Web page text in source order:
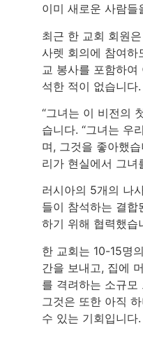
이미 새로운 사람들
최근 한 교회 회원
사렛 회의에 참여하
교 봉사를 포함하
석한 적이 없습니다.
“그녀는 이 비전의
습니다. “그녀는 우
며, 그것을 좋아했
리가 현실에서 그녀
러시아의 5개의 나
들이 참석하는 결
하기 위해 협력했습
한 교회는 10-15명
간을 보내고, 집에
를 격려하는 소규
그것은 또한 아직
수 있는 기회입니다.